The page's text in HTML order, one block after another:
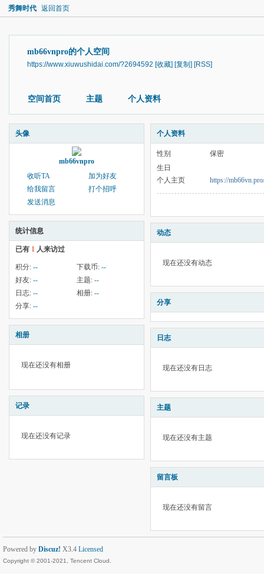
秀舞时代 返回首页
mb66vnpro的个人空间
https://www.xiuwushidai.com/?2694592 [收藏] [复制] [RSS]
空间首页 主题 个人资料
头像
mb66vnpro
收听TA
加为好友
给我留言
打个招呼
发送消息
统计信息
已有 1 人来访过
积分: -- 下载币: --
好友: -- 主题: --
日志: -- 相册: --
分享: --
相册
现在还没有相册
记录
现在还没有记录
个人资料
性别
保密
生日
个人主页
https://mb66vn.pro/
动态
现在还没有动态
分享
日志
现在还没有日志
主题
现在还没有主题
留言板
现在还没有留言
Powered by Discuz! X3.4 Licensed
Copyright © 2001-2021, Tencent Cloud.